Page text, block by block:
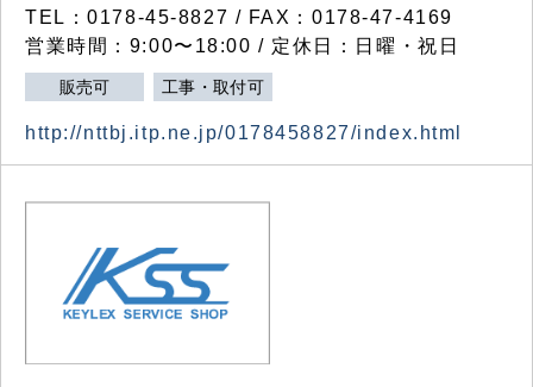
TEL：0178-45-8827 / FAX：0178-47-4169
営業時間：9:00〜18:00 / 定休日：日曜・祝日
販売可 工事・取付可
http://nttbj.itp.ne.jp/0178458827/index.html